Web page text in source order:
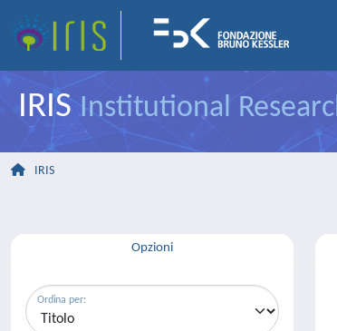
IRISInstitutional
IRIS
Opzioni
Ordina per: